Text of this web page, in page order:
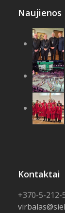
Naujienos
Kontaktai
+370-5-212-